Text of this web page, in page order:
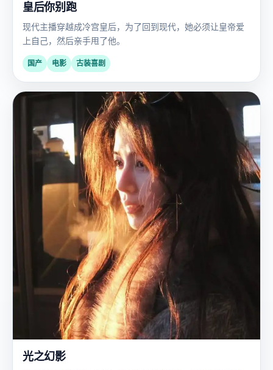
皇后你别跑
现代主播穿越成冷宫皇后，为了回到现代，她必须让皇帝爱
上自己，然后亲手甩了他。
国产 电影
古装喜剧
2023
日
光之幻影